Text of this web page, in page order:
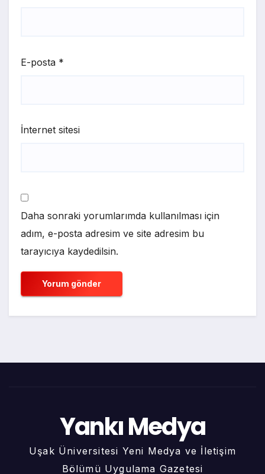
E-posta *
İnternet sitesi
Daha sonraki yorumlarımda kullanılması için
adım, e-posta adresim ve site adresim bu
tarayıcıya kaydedilsin.
Yankı Medya
Uşak Üniversitesi Yeni Medya ve İletişim
Bölümü Uygulama Gazetesi